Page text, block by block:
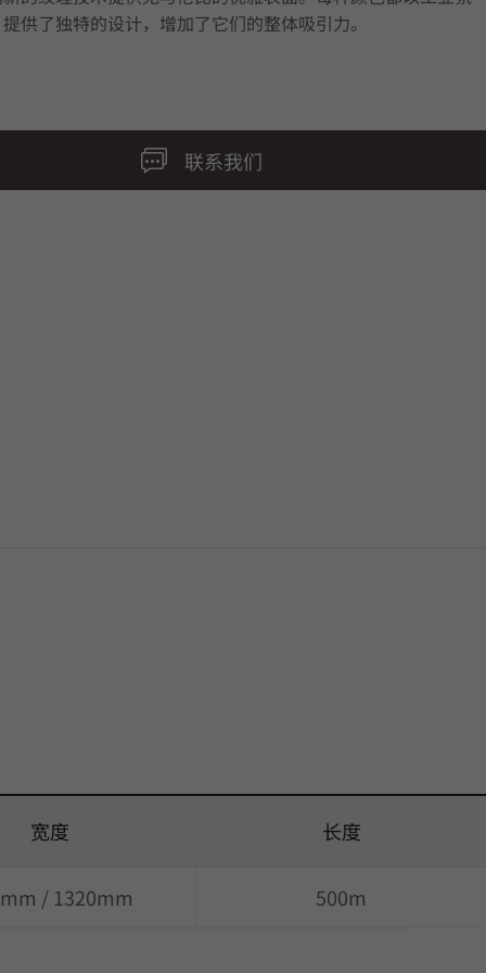
供了独特的设计，增加了它们的整体吸引力。
联系我们
宽度 长度
/ 1320mm 500m